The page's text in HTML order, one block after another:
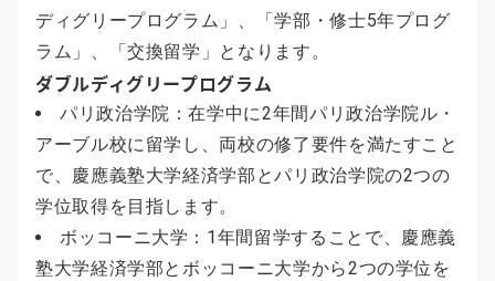
ディグリープログラム」、「学部・修士5年プログ
ラム」、「交換留学」となります。
ダブルディグリープログラム
パリ政治学院：在学中に2年間パリ政治学院ル・
アーブル校に留学し、両校の修了要件を満たすこと
で、慶應義塾大学経済学部とパリ政治学院の2つの
学位取得を目指します。
ボッコーニ大学：1年間留学することで、慶應義
塾大学経済学部とボッコーニ大学から2つの学位を